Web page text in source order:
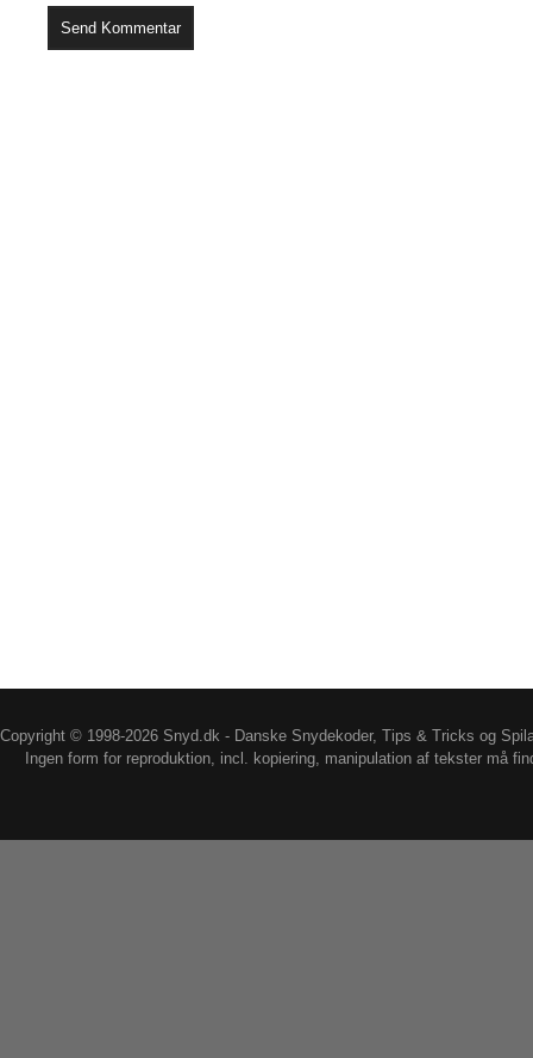
Copyright © 1998-2026 Snyd.dk - Danske Snydekoder, Tips & Tricks og
Ingen form for reproduktion, incl. kopiering, manipulation af tekster må